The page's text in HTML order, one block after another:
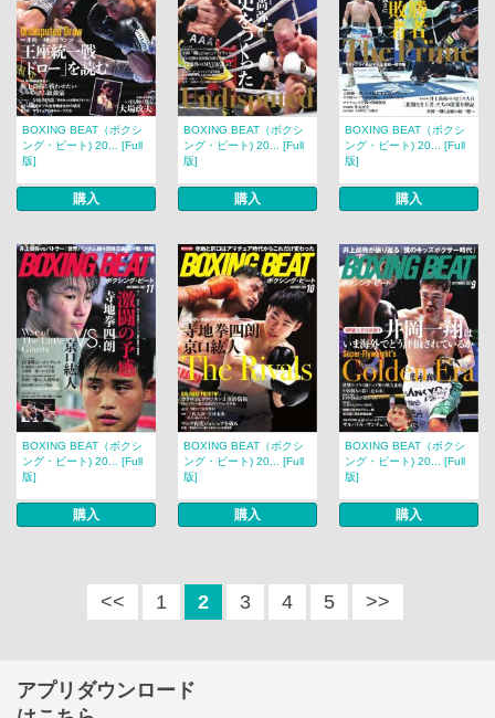
BOXING BEAT（ボクシ
ング・ビート) 20... [Full
版]
購入
BOXING BEAT（ボクシ
ング・ビート) 20... [Full
版]
購入
BOXING BEAT（ボクシ
ング・ビート) 20... [Full
版]
購入
BOXING BEAT（ボクシ
ング・ビート) 20... [Full
版]
購入
BOXING BEAT（ボクシ
ング・ビート) 20... [Full
版]
購入
BOXING BEAT（ボクシ
ング・ビート) 20... [Full
版]
購入
<< 1 2 3 4 5 >>
アプリダウンロード